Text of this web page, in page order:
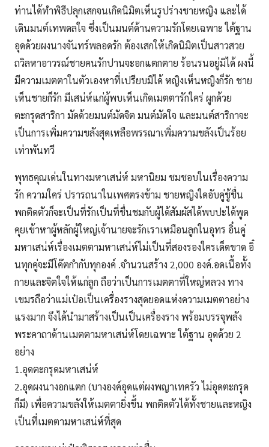
ท่านได้ทำพิธีปลุกเสกจนเกิดนิมิตเห็นรูปร่างชายหญิง และได้
เดินมนต์เทพดลใจ ซึ่งเป็นมนต์ด้านความรักโดยเฉพาะ ใต้ฐาน
อุดด้วยผงนางจันทร์พลอดรัก ต้องเสกให้เกิดนิมิตเป็นสาวสวย
ถวิลหาอาวรณ์ชายคนรักปานจะอกแตกตาย ร้อนรนอยู่มิได้ ผงนี้
มีความเมตตาในตัวเองหาที่เปรียบมิได้ หญิงเห็นหญิงก็รัก ชาย
เห็นชายก็รัก มีเสน่ห์แก่ผู้พบเห็นเกิดเมตตารักใคร่ ผูกด้วย
ตะกรุดสาริกา มัดด้วยมนต์มัดจิต มนต์มัดใจ และมนต์สาริกาจะ
เป็นการเพิ่มความขลังสุดเหลือพรรณาเพิ่มความขลังเป็นร้อย
เท่าพันทวี
พุทธคุณเด่นในทางมหาเสน่ห์ มหานิยม ชมชอบในเรื่องความ
รัก ความใคร่ ปรารถนาในเพศตรงข้าม ชายหญิงใดอับคู่ชู้ชื่น
พกติดตัวก็จะเป็นที่รักเป็นที่ชื่นชมกับผู้ได้สัมผัสได้พบปะได้พูด
คุยเข้าหาผู้หลักผู้ใหญ่เจ้านายจะรักเราเหมือนลูกในอุทร อิ๋นคู่
มหาเสน่ห์เรื่องเมตตามหาเสน่ห์ไม่เป็นที่สองรองใครเด็ดขาด อิ๋
นทุกคู่จะมีโค๊ตกำกับทุกองค์ .จำนวนสร้าง 2,000 องค์.อดเนื้อทั้ง
กายและจิตใจให้แก่ลูก ถือว่าเป็นการเมตตาที่ใหญ่หลวง ทาง
เขมรถือว่าแม่เป๋อเป็นเครื่องรางสุดยอดแห่งความเมตตาอย่าง
แรงมาก จึงได้นำมาสร้างเป็นเป็นเครื่องราง พร้อมบรรจุพลัง
พระคาถาด้านเมตตามหาเสน่ห์โดยเฉพาะ ใต้ฐาน อุดด้วย 2
อย่าง
1.อุดตะกรุดมหาเสน่ห์
2.อุดผงนางอกแตก (บางองค์อุดแต่ผงพญาเทครัว ไม่อุดตะกรุด
ก็มี) เพื่อความขลังให้เมตตายิ่งขึ้น พกติดตัวได้ทั้งชายและหญิง
เป็นที่เมตตามหาเสน่ห์ที่สุด